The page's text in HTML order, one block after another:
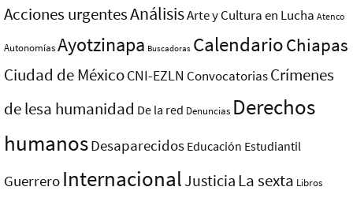
Acciones urgentesAnálisisArte y Cultura en Lucha Atenco
AutonomíasAyotzinapa Buscadoras CalendarioChiapas
Ciudad de MéxicoCNI-EZLN ConvocatoriasCrímenes
de lesa humanidad De la red Denuncias Derechos
humanosDesaparecidos Educación Estudiantil
Guerrero InternacionalJusticia La sexta Libros